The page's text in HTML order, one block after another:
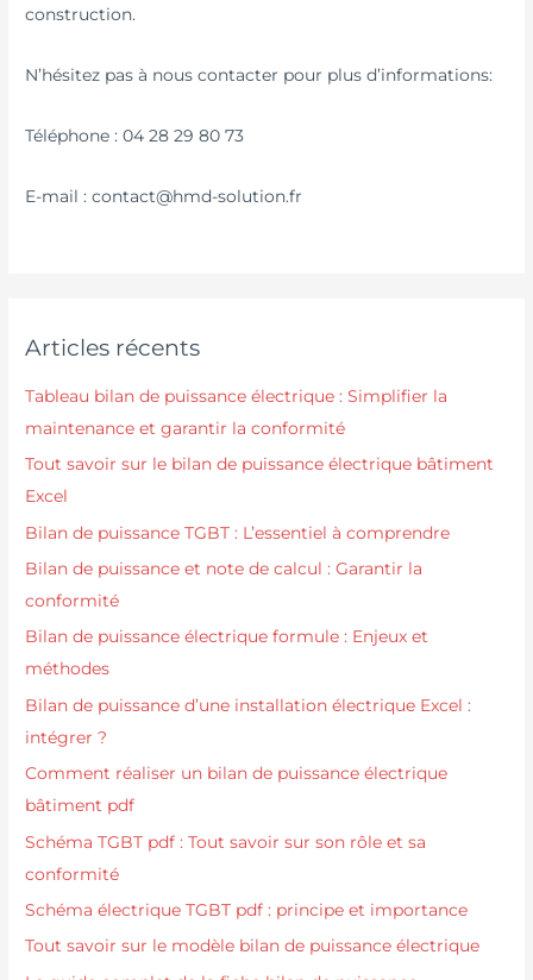
construction.
N’hésitez pas à nous contacter pour plus d’informations:
Téléphone : 04 28 29 80 73
E-mail : contact@hmd-solution.fr
Articles récents
Tableau bilan de puissance électrique : Simplifier la
maintenance et garantir la conformité
Tout savoir sur le bilan de puissance électrique bâtiment
Excel
Bilan de puissance TGBT : L’essentiel à comprendre
Bilan de puissance et note de calcul : Garantir la
conformité
Bilan de puissance électrique formule : Enjeux et
méthodes
Bilan de puissance d’une installation électrique Excel :
intégrer ?
Comment réaliser un bilan de puissance électrique
bâtiment pdf
Schéma TGBT pdf : Tout savoir sur son rôle et sa
conformité
Schéma électrique TGBT pdf : principe et importance
Tout savoir sur le modèle bilan de puissance électrique